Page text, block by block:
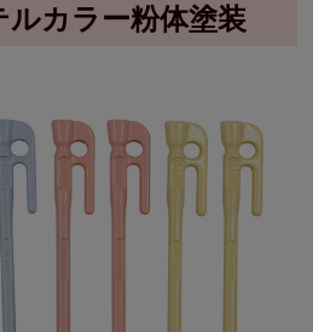
カラー粉体塗装